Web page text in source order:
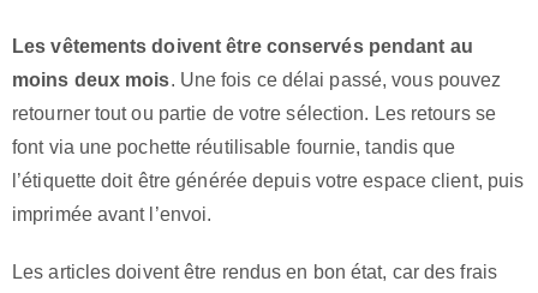
Les vêtements doivent être conservés pendant au
moins deux mois. Une fois ce délai passé, vous pouvez
retourner tout ou partie de votre sélection. Les retours se
font via une pochette réutilisable fournie, tandis que
l’étiquette doit être générée depuis votre espace client, puis
imprimée avant l’envoi.
Les articles doivent être rendus en bon état, car des frais